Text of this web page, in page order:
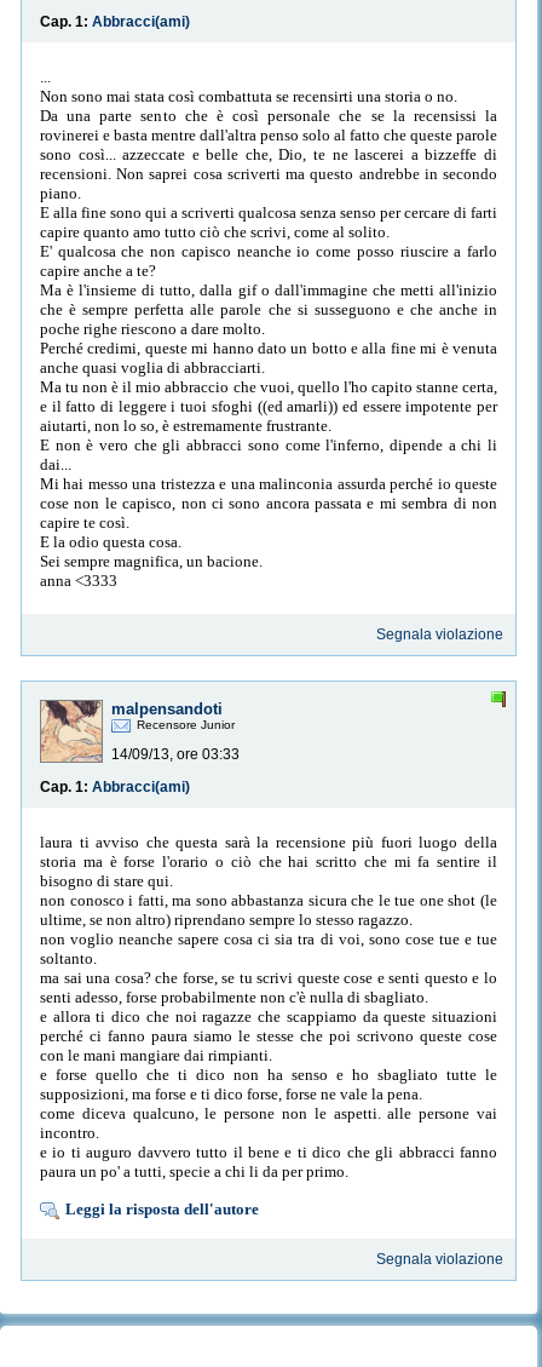
Cap. 1: Abbracci(ami)
Non sono mai stata così combattuta se recensirti una storia o no.
Da una parte sento che è così personale che se la recensissi la
rovinerei e basta mentre dall'altra penso solo al fatto che queste parole
sono così... azzeccate e belle che, Dio, te ne lascerei a bizzeffe di
recensioni. Non saprei cosa scriverti ma questo andrebbe in secondo
piano.
E alla fine sono qui a scriverti qualcosa senza senso per cercare di farti
capire quanto amo tutto ciò che scrivi, come al solito.
E' qualcosa che non capisco neanche io come posso riuscire a farlo
capire anche a te?
Ma è l'insieme di tutto, dalla gif o dall'immagine che metti all'inizio
che è sempre perfetta alle parole che si susseguono e che anche in
poche righe riescono a dare molto.
Perché credimi, queste mi hanno dato un botto e alla fine mi è venuta
anche quasi voglia di abbracciarti.
Ma tu non è il mio abbraccio che vuoi, quello l'ho capito stanne certa,
e il fatto di leggere i tuoi sfoghi ((ed amarli)) ed essere impotente per
aiutarti, non lo so, è estremamente frustrante.
E non è vero che gli abbracci sono come l'inferno, dipende a chi li
dai...
Mi hai messo una tristezza e una malinconia assurda perché io queste
cose non le capisco, non ci sono ancora passata e mi sembra di non
capire te così.
E la odio questa cosa.
Sei sempre magnifica, un bacione.
anna <3333
Segnala violazione
malpensandoti
Recensore Junior
14/09/13, ore 03:33
Cap. 1: Abbracci(ami)
laura ti avviso che questa sarà la recensione più fuori luogo della
storia ma è forse l'orario o ciò che hai scritto che mi fa sentire il
bisogno di stare qui.
non conosco i fatti, ma sono abbastanza sicura che le tue one shot (le
ultime, se non altro) riprendano sempre lo stesso ragazzo.
non voglio neanche sapere cosa ci sia tra di voi, sono cose tue e tue
soltanto.
ma sai una cosa? che forse, se tu scrivi queste cose e senti questo e lo
senti adesso, forse probabilmente non c'è nulla di sbagliato.
e allora ti dico che noi ragazze che scappiamo da queste situazioni
perché ci fanno paura siamo le stesse che poi scrivono queste cose
con le mani mangiare dai rimpianti.
e forse quello che ti dico non ha senso e ho sbagliato tutte le
supposizioni, ma forse e ti dico forse, forse ne vale la pena.
come diceva qualcuno, le persone non le aspetti. alle persone vai
incontro.
e io ti auguro davvero tutto il bene e ti dico che gli abbracci fanno
paura un po' a tutti, specie a chi li da per primo.
Leggi la risposta dell'autore
Segnala violazione